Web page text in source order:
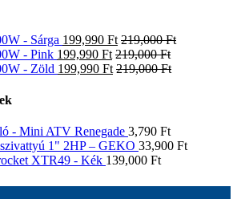
- Sárga 199,990 Ft 219,000Ft
- Pink 199,990 Ft 219,000Ft
- Zöld 199,990 Ft 219,000Ft
- Mini ATV Renegade 3,790 Ft
1" 2HP – GEKO 33,900 Ft
XTR49 - Kék 139,000 Ft